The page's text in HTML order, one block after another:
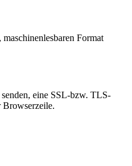
Format
eine SSL-bzw. TLS-
Browserzeile.